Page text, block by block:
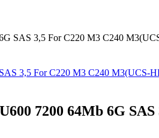
SAS 3,5 For C220 M3 C240
7200 64Mb 6G